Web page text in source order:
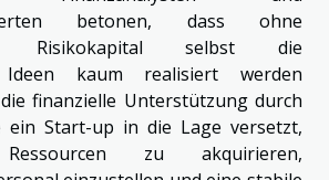
betonen, dass ohne
Risikokapital selbst die
Ideen kaum realisiert werden
finanzielle Unterstützung durch
ein Start-up in die Lage versetzt,
zu akquirieren,